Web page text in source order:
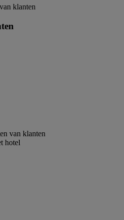
klanten
van klanten
hotel